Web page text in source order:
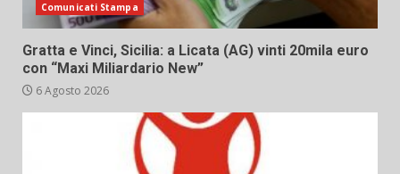
Comunicati Stampa
Gratta e Vinci, Sicilia: a Licata (AG) vinti 20mila euro
con “Maxi Miliardario New”
6 Agosto 2026